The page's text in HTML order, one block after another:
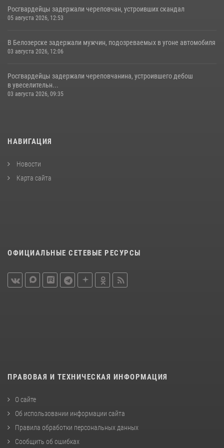
Росгвардейцы задержали череповчан, устроивших скандал
05 августа 2026, 12:53
В Белозерске задержали мужчин, подозреваемых в угоне автомобиля
03 августа 2026, 12:06
Росгвардейцы задержали череповчанина, устроившего дебош
в увеселительн...
03 августа 2026, 09:35
НАВИГАЦИЯ
Новости
Карта сайта
ОФИЦИАЛЬНЫЕ СЕТЕВЫЕ РЕСУРСЫ
ПРАВОВАЯ И ТЕХНИЧЕСКАЯ ИНФОРМАЦИЯ
О сайте
Об использовании информации сайта
Правила обработки персональных данных
Сообщить об ошибках